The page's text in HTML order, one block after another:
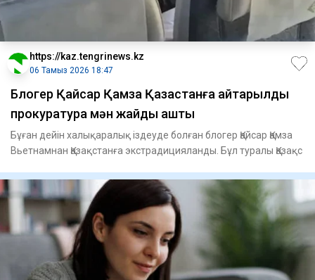
https://kaz.tengrinews.kz
06 Тамыз 2026 18:47
Блогер Қайсар Қамза Қазақстанға қайтарылды
прокуратура мән жайды ашты
Бұған дейін халықаралық іздеуде болған блогер Қайсар Қамза
Вьетнамнан Қазақстанға экстрадицияланды. Бұл туралы Қазақс